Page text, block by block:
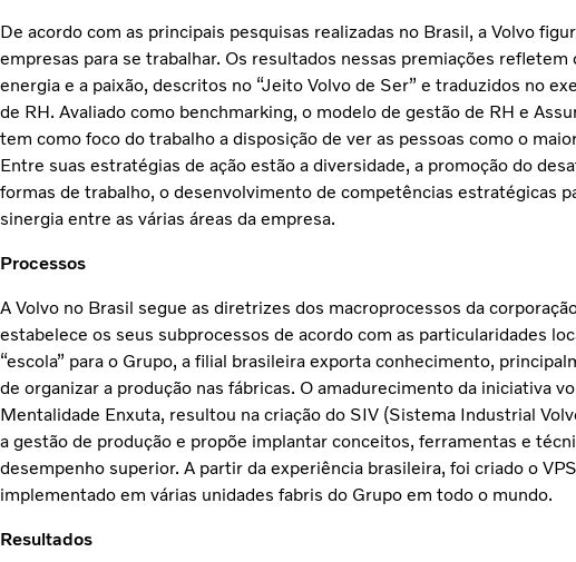
De acordo com as principais pesquisas realizadas no Brasil, a Volvo
empresas para se trabalhar. Os resultados nessas premiações refletem
energia e a paixão, descritos no “Jeito Volvo de Ser” e traduzidos no
de RH. Avaliado como benchmarking, o modelo de gestão de RH e
tem como foco do trabalho a disposição de ver as pessoas como o
Entre suas estratégias de ação estão a diversidade, a promoção do
formas de trabalho, o desenvolvimento de competências estratégicas
sinergia entre as várias áreas da empresa.
Processos
A Volvo no Brasil segue as diretrizes dos macroprocessos da
estabelece os seus subprocessos de acordo com as particularidades
“escola” para o Grupo, a filial brasileira exporta conhecimento,
de organizar a produção nas fábricas. O amadurecimento da iniciativa
Mentalidade Enxuta, resultou na criação do SIV (Sistema Industrial
a gestão de produção e propõe implantar conceitos, ferramentas e
desempenho superior. A partir da experiência brasileira, foi criado o
implementado em várias unidades fabris do Grupo em todo o mundo.
Resultados